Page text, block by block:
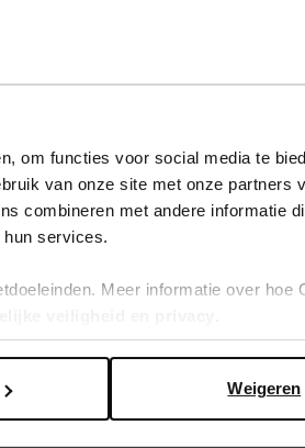
om functies voor social media te
van onze site met onze partners
combineren met andere informatie
services.
Meer informatie over hoe
Weigeren
en daim avec surpiqûres - beige